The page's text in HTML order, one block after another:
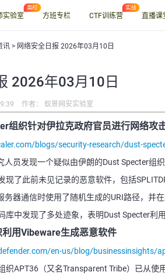
实验室 方班专栏 CTF训练营 直播课
讯 > 网络安全日报 2026年03月10日
2026年03月10日
作者： 蚁景网安实验室
组织针对伊拉克政府官员进行网络攻
blogs/security-research/dust-
人员发现一个疑似由伊朗的Dust Specter组
了此前未见记录的恶意软件，包括
务器通信时使用了随机生成的URI路径，并
库中发现了多处迹象，表明Dust Specter利
用Vibeware生成恶意软件
en-us/blog/businessinsights/
织APT36（又名Transparent Tribe）已从使